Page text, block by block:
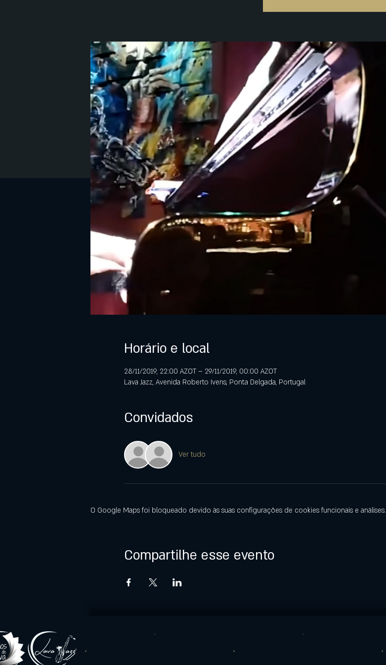
Horário e local
28/11/2019, 22:00 AZOT – 29/11/2019, 00:00 AZOT
Lava Jazz, Avenida Roberto Ivens, Ponta Delgada, Portugal
Convidados
Ver tudo
O Google Maps foi bloqueado devido às suas configurações de cookies funcionais e análises.
Compartilhe esse evento